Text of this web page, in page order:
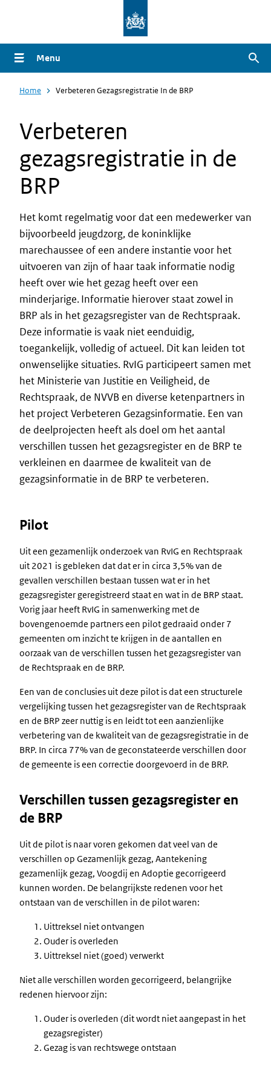
naar
de
gaan
Menu
Home Verbeteren Gezagsregistratie In de BRP
Verbeteren
gezagsregistratie in de
BRP
Het komt regelmatig voor dat een medewerker van
bijvoorbeeld jeugdzorg, de koninklijke
marechaussee of een andere instantie voor het
uitvoeren van zijn of haar taak informatie nodig
heeft over wie het gezag heeft over een
minderjarige. Informatie hierover staat zowel in
BRP als in het gezagsregister van de Rechtspraak.
Deze informatie is vaak niet eenduidig,
toegankelijk, volledig of actueel. Dit kan leiden tot
onwenselijke situaties. RvIG participeert samen met
het Ministerie van Justitie en Veiligheid, de
Rechtspraak, de NVVB en diverse ketenpartners in
het project Verbeteren Gezagsinformatie. Een van
de deelprojecten heeft als doel om het aantal
verschillen tussen het gezagsregister en de BRP te
verkleinen en daarmee de kwaliteit van de
gezagsinformatie in de BRP te verbeteren.
Pilot
Uit een gezamenlijk onderzoek van RvIG en Rechtspraak
uit 2021 is gebleken dat dat er in circa 3,5% van de
gevallen verschillen bestaan tussen wat er in het
gezagsregister geregistreerd staat en wat in de BRP staat.
Vorig jaar heeft RvIG in samenwerking met de
bovengenoemde partners een pilot gedraaid onder 7
gemeenten om inzicht te krijgen in de aantallen en
oorzaak van de verschillen tussen het gezagsregister van
de Rechtspraak en de BRP.
Een van de conclusies uit deze pilot is dat een structurele
vergelijking tussen het gezagsregister van de Rechtspraak
en de BRP zeer nuttig is en leidt tot een aanzienlijke
verbetering van de kwaliteit van de gezagsregistratie in de
BRP. In circa 77% van de geconstateerde verschillen door
de gemeente is een correctie doorgevoerd in de BRP.
Verschillen tussen gezagsregister en
de BRP
Uit de pilot is naar voren gekomen dat veel van de
verschillen op Gezamenlijk gezag, Aantekening
gezamenlijk gezag, Voogdij en Adoptie gecorrigeerd
kunnen worden. De belangrijkste redenen voor het
ontstaan van de verschillen in de pilot waren:
Uittreksel niet ontvangen
Ouder is overleden
Uittreksel niet (goed) verwerkt
Niet alle verschillen worden gecorrigeerd, belangrijke
redenen hiervoor zijn:
Ouder is overleden (dit wordt niet aangepast in het
gezagsregister)
Gezag is van rechtswege ontstaan